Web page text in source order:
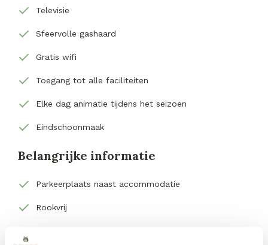
Televisie
Sfeervolle gashaard
Gratis wifi
Toegang tot alle faciliteiten
Elke dag animatie tijdens het seizoen
Eindschoonmaak
Belangrijke informatie
Parkeerplaats naast accommodatie
Rookvrij